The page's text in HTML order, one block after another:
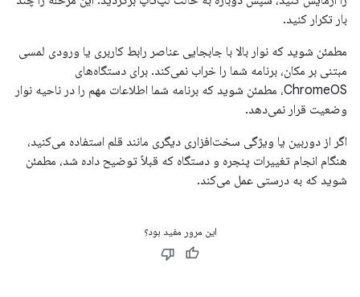
بار تکرار کنید.
مطمئن شوید که نوار بالا با جابجایی عناصر رابط کاربری یا ورودی لمسی
مبتنی بر مکان، برنامه شما را خراب نمی‌کند. برای دستگاه‌های
ChromeOS، مطمئن شوید که برنامه شما اطلاعات مهم را در ناحیه نوار
وضعیت قرار نمی‌دهد.
اگر از دوربین یا ویژگی سخت‌افزاری دیگری مانند قلم استفاده می‌کنید،
هنگام انجام تغییرات پنجره و دستگاه که قبلاً توضیح داده شد، مطمئن
شوید که به درستی عمل می‌کند.
این مرور مفید بود؟